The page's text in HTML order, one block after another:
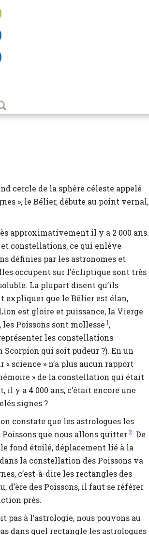
cercle de la sphère céleste appelé
», le Bélier, débute au point vernal,
approximativement il y a 2 000 ans.
constellations, ce qui enlève
définies par les astronomes et
occupent sur l’écliptique sont très
La plupart disent qu’ils
expliquer que le Bélier est élan,
est gloire et puissance, la Vierge
Poissons sont mollesse 1,
les constellations
qui soit pudeur ?). En un
science » n’a plus aucun rapport
» de la constellation qui était
il y a 4 000 ans, c’était encore une
signes ?
constate que les astrologues les
Poissons que nous allons quitter 2. De
fond étoilé, déplacement lié à la
la constellation des Poissons va
c’est-à-dire les rectangles des
d’ère des Poissons, il faut se référer
près.
pas à l’astrologie, nous pouvons au
dans quel rectangle les astrologues